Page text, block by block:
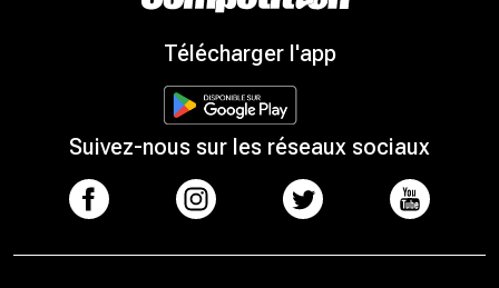
Télécharger l'app
Suivez-nous sur les réseaux sociaux